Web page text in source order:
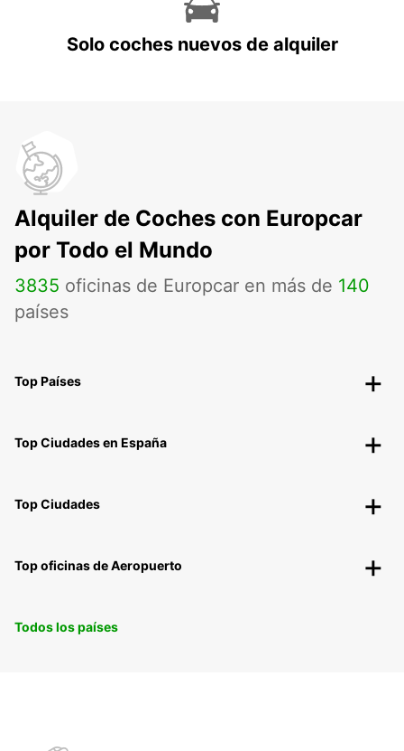
Solo coches nuevos de alquiler
Alquiler de Coches con Europcar
por Todo el Mundo
3835 oficinas de Europcar en más de 140
países
Top Países
Top Ciudades en España
Top Ciudades
Top oficinas de Aeropuerto
Todos los países